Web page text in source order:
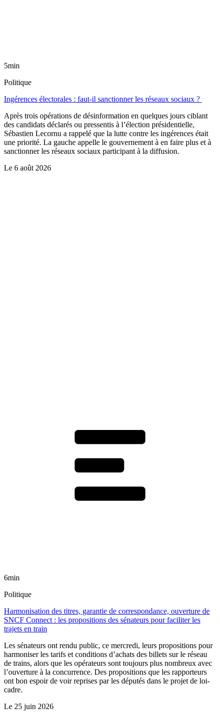
5min
Politique
Ingérences électorales : faut-il sanctionner les réseaux sociaux ?
Après trois opérations de désinformation en quelques jours ciblant
des candidats déclarés ou pressentis à l’élection présidentielle,
Sébastien Lecornu a rappelé que la lutte contre les ingérences était
une priorité. La gauche appelle le gouvernement à en faire plus et à
sanctionner les réseaux sociaux participant à la diffusion.
Le 6 août 2026
6min
Politique
Harmonisation des titres, garantie de correspondance, ouverture de
SNCF Connect : les propositions des sénateurs pour faciliter les
trajets en train
Les sénateurs ont rendu public, ce mercredi, leurs propositions pour
harmoniser les tarifs et conditions d’achats des billets sur le réseau
de trains, alors que les opérateurs sont toujours plus nombreux avec
l’ouverture à la concurrence. Des propositions que les rapporteurs
ont bon espoir de voir reprises par les députés dans le projet de loi-
cadre.
Le 25 juin 2026